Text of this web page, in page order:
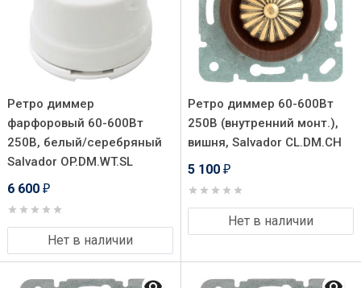
Ретро диммер
фарфоровый 60-600Вт
250В, белый/серебряный
Salvador OP.DM.WT.SL
6 600 ₽
Нет в наличии
Ретро диммер 60-600Вт
250В (внутренний монт.),
вишня, Salvador CL.DM.CH
5 100 ₽
Нет в наличии